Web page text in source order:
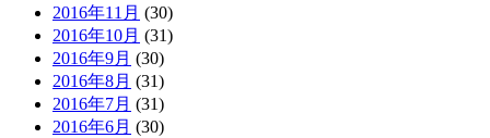
2016年11月 (30)
2016年10月 (31)
2016年9月 (30)
2016年8月 (31)
2016年7月 (31)
2016年6月 (30)